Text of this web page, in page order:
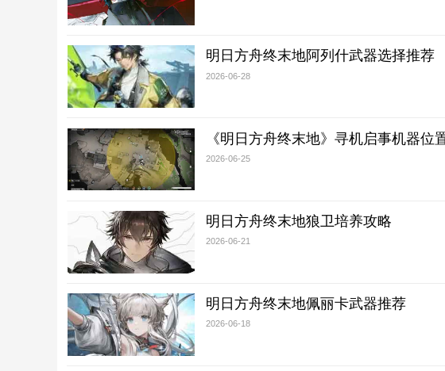
明日方舟终末地阿列什武器选择推荐
2026-06-28
《明日方舟终末地》寻机启事机器位
2026-06-25
明日方舟终末地狼卫培养攻略
2026-06-21
明日方舟终末地佩丽卡武器推荐
2026-06-18